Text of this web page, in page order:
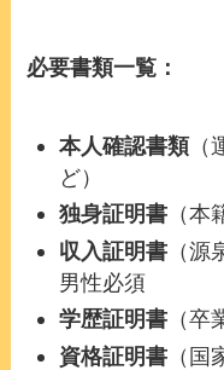
必要書類一覧：
本人確認書類（
ど）
独身証明書 （
収入証明書 （
男性必須
学歴証明書 （卒
資格証明書 （